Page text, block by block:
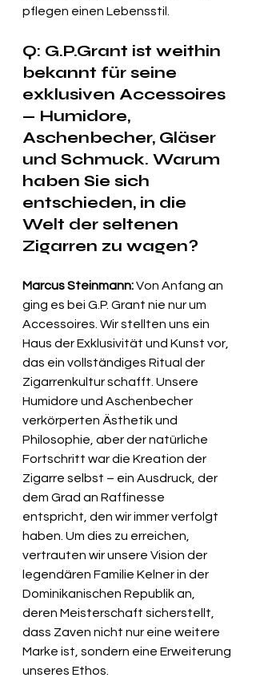
pflegen einen Lebensstil.
Q: G.P.Grant ist weithin
bekannt für seine
exklusiven Accessoires
— Humidore,
Aschenbecher, Gläser
und Schmuck. Warum
haben Sie sich
entschieden, in die
Welt der seltenen
Zigarren zu wagen?
Marcus Steinmann: Von Anfang an
ging es bei G.P. Grant nie nur um
Accessoires. Wir stellten uns ein
Haus der Exklusivität und Kunst vor,
das ein vollständiges Ritual der
Zigarrenkultur schafft. Unsere
Humidore und Aschenbecher
verkörperten Ästhetik und
Philosophie, aber der natürliche
Fortschritt war die Kreation der
Zigarre selbst – ein Ausdruck, der
dem Grad an Raffinesse
entspricht, den wir immer verfolgt
haben. Um dies zu erreichen,
vertrauten wir unsere Vision der
legendären Familie Kelner in der
Dominikanischen Republik an,
deren Meisterschaft sicherstellt,
dass Zaven nicht nur eine weitere
Marke ist, sondern eine Erweiterung
unseres Ethos.